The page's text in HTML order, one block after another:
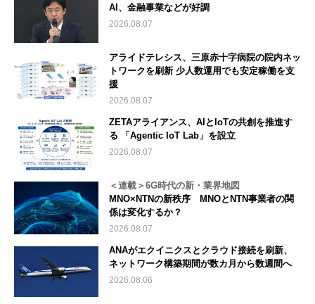
AI、金融事業などが好調
2026.08.07
アライドテレシス、三原赤十字病院の院内ネッ
トワークを刷新 少人数運用でも安定稼働を支
援
2026.08.07
ZETAアライアンス、AIとIoTの共創を推進す
る 「Agentic IoT Lab」を設立
2026.08.07
＜連載＞6G時代の新・業界地図
MNO×NTNの新秩序 MNOとNTN事業者の関
係は変化するか？
2026.08.07
ANAがエクイニクスとクラウド接続を刷新、
ネットワーク構築期間が数カ月から数週間へ
2026.08.06